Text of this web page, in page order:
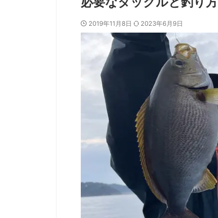
2019年11月8日 2023年6月9日